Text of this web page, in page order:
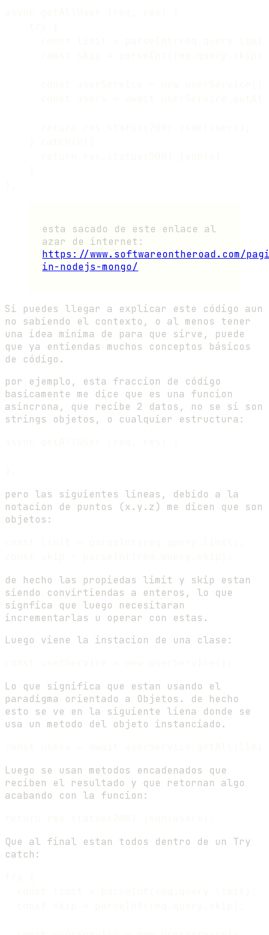
esta sacado de este enlace al
azar de internet:
https://www.softwareontheroad.com/
in-nodejs-mongo/
Si puedes llegar a explicar este código aun
no sabiendo el contexto, o al menos tener
una idea minima de para que sirve, puede
que ya entiendas muchos conceptos básicos
de código.
por ejemplo, esta fraccion de código
basicamente me dice que es una funcion
asincrona, que recibe 2 datos, no se si son
strings objetos, o cualquier estructura:
pero las siguientes lineas, debido a la
notacion de puntos (x.y.z) me dicen que son
objetos:
de hecho las propiedas limit y skip estan
siendo convirtiendas a enteros, lo que
signfica que luego necesitaran
incrementarlas u operar con estas.
Luego viene la instacion de una clase:
Lo que significa que estan usando el
paradigma orientado a Objetos. de hecho
esto se ve en la siguiente liena donde se
usa un metodo del objeto instanciado.
Luego se usan metodos encadenados que
reciben el resultado y que retornan algo
acabando con la funcion:
Que al final estan todos dentro de un Try
catch: